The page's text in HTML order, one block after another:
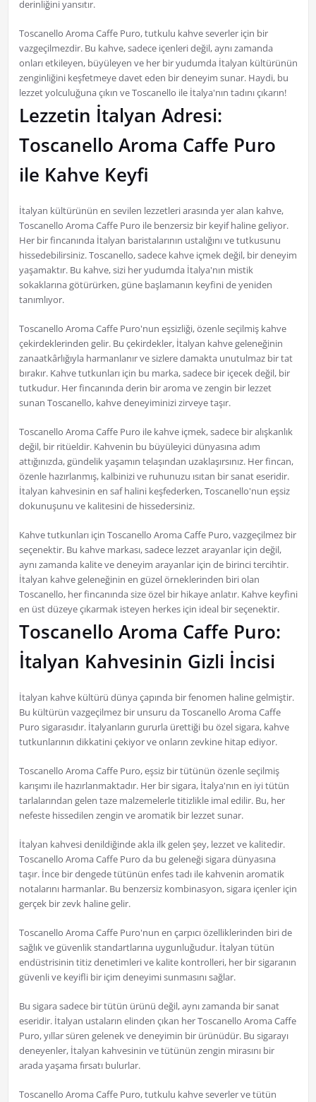
derinliğini yansıtır.
Toscanello Aroma Caffe Puro, tutkulu kahve severler için bir
vazgeçilmezdir. Bu kahve, sadece içenleri değil, aynı zamanda
onları etkileyen, büyüleyen ve her bir yudumda İtalyan kültürünün
zenginliğini keşfetmeye davet eden bir deneyim sunar. Haydi, bu
lezzet yolculuğuna çıkın ve Toscanello ile İtalya'nın tadını çıkarın!
Lezzetin İtalyan Adresi:
Toscanello Aroma Caffe Puro
ile Kahve Keyfi
İtalyan kültürünün en sevilen lezzetleri arasında yer alan kahve,
Toscanello Aroma Caffe Puro ile benzersiz bir keyif haline geliyor.
Her bir fincanında İtalyan baristalarının ustalığını ve tutkusunu
hissedebilirsiniz. Toscanello, sadece kahve içmek değil, bir deneyim
yaşamaktır. Bu kahve, sizi her yudumda İtalya'nın mistik
sokaklarına götürürken, güne başlamanın keyfini de yeniden
tanımlıyor.
Toscanello Aroma Caffe Puro'nun eşsizliği, özenle seçilmiş kahve
çekirdeklerinden gelir. Bu çekirdekler, İtalyan kahve geleneğinin
zanaatkârlığıyla harmanlanır ve sizlere damakta unutulmaz bir tat
bırakır. Kahve tutkunları için bu marka, sadece bir içecek değil, bir
tutkudur. Her fincanında derin bir aroma ve zengin bir lezzet
sunan Toscanello, kahve deneyiminizi zirveye taşır.
Toscanello Aroma Caffe Puro ile kahve içmek, sadece bir alışkanlık
değil, bir ritüeldir. Kahvenin bu büyüleyici dünyasına adım
attığınızda, gündelik yaşamın telaşından uzaklaşırsınız. Her fincan,
özenle hazırlanmış, kalbinizi ve ruhunuzu ısıtan bir sanat eseridir.
İtalyan kahvesinin en saf halini keşfederken, Toscanello'nun eşsiz
dokunuşunu ve kalitesini de hissedersiniz.
Kahve tutkunları için Toscanello Aroma Caffe Puro, vazgeçilmez bir
seçenektir. Bu kahve markası, sadece lezzet arayanlar için değil,
aynı zamanda kalite ve deneyim arayanlar için de birinci tercihtir.
İtalyan kahve geleneğinin en güzel örneklerinden biri olan
Toscanello, her fincanında size özel bir hikaye anlatır. Kahve keyfini
en üst düzeye çıkarmak isteyen herkes için ideal bir seçenektir.
Toscanello Aroma Caffe Puro:
İtalyan Kahvesinin Gizli İncisi
İtalyan kahve kültürü dünya çapında bir fenomen haline gelmiştir.
Bu kültürün vazgeçilmez bir unsuru da Toscanello Aroma Caffe
Puro sigarasıdır. İtalyanların gururla ürettiği bu özel sigara, kahve
tutkunlarının dikkatini çekiyor ve onların zevkine hitap ediyor.
Toscanello Aroma Caffe Puro, eşsiz bir tütünün özenle seçilmiş
karışımı ile hazırlanmaktadır. Her bir sigara, İtalya'nın en iyi tütün
tarlalarından gelen taze malzemelerle titizlikle imal edilir. Bu, her
nefeste hissedilen zengin ve aromatik bir lezzet sunar.
İtalyan kahvesi denildiğinde akla ilk gelen şey, lezzet ve kalitedir.
Toscanello Aroma Caffe Puro da bu geleneği sigara dünyasına
taşır. İnce bir dengede tütünün enfes tadı ile kahvenin aromatik
notalarını harmanlar. Bu benzersiz kombinasyon, sigara içenler için
gerçek bir zevk haline gelir.
Toscanello Aroma Caffe Puro'nun en çarpıcı özelliklerinden biri de
sağlık ve güvenlik standartlarına uygunluğudur. İtalyan tütün
endüstrisinin titiz denetimleri ve kalite kontrolleri, her bir sigaranın
güvenli ve keyifli bir içim deneyimi sunmasını sağlar.
Bu sigara sadece bir tütün ürünü değil, aynı zamanda bir sanat
eseridir. İtalyan ustaların elinden çıkan her Toscanello Aroma Caffe
Puro, yıllar süren gelenek ve deneyimin bir ürünüdür. Bu sigarayı
deneyenler, İtalyan kahvesinin ve tütünün zengin mirasını bir
arada yaşama fırsatı bulurlar.
Toscanello Aroma Caffe Puro, tutkulu kahve severler ve tütün